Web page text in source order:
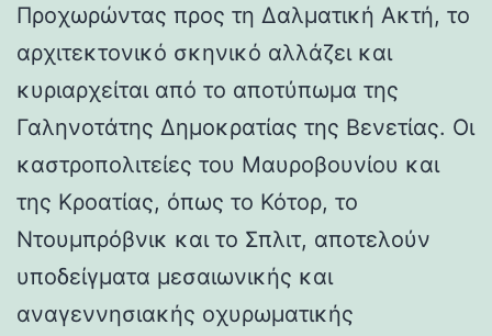
Προχωρώντας προς τη Δαλματική Ακτή, το
αρχιτεκτονικό σκηνικό αλλάζει και
κυριαρχείται από το αποτύπωμα της
Γαληνοτάτης Δημοκρατίας της Βενετίας. Οι
καστροπολιτείες του Μαυροβουνίου και
της Κροατίας, όπως το Κότορ, το
Ντουμπρόβνικ και το Σπλιτ, αποτελούν
υποδείγματα μεσαιωνικής και
αναγεννησιακής οχυρωματικής